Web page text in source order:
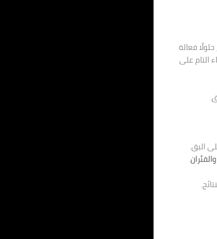
فعالة
التام على
البق.
.